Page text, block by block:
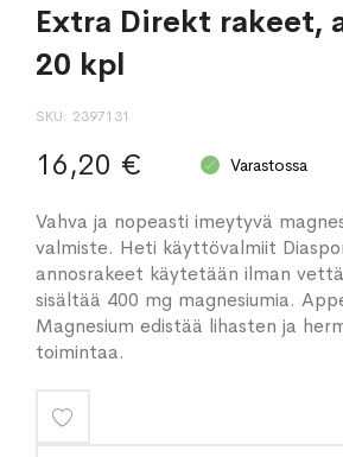
Extra Direkt rakeet,
20 kpl
SKU 2397131
16,20 € Varastossa
Vahva ja nopeasti imeytyvä
valmiste. Heti käyttövalmiit
annosrakeet käytetään ilman
sisältää 400 mg magnesiumia.
Magnesium edistää lihasten ja
toimintaa.